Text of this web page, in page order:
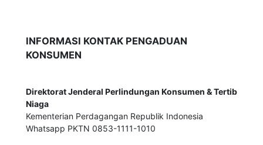
INFORMASI KONTAK PENGADUAN
KONSUMEN
Direktorat Jenderal Perlindungan Konsumen & Tertib
Niaga
Kementerian Perdagangan Republik Indonesia
Whatsapp PKTN 0853-1111-1010